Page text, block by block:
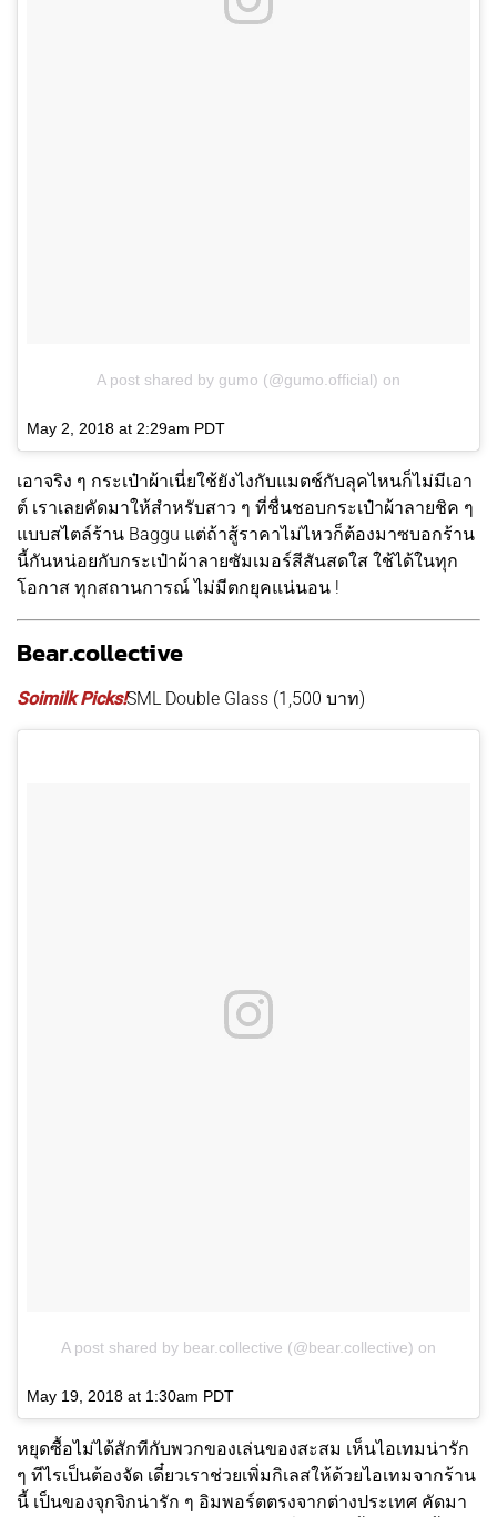
A post shared by gumo (@gumo.official) on
May 2, 2018 at 2:29am PDT
เอาจริง ๆ กระเป๋าผ้าเนี่ยใช้ยังไงกับแมตช์กับลุคไหนก็ไม่มีเอา
ต์ เราเลยคัดมาให้สำหรับสาว ๆ ที่ชื่นชอบกระเป๋าผ้าลายชิค ๆ
แบบสไตล์ร้าน Baggu แต่ถ้าสู้ราคาไม่ไหวก็ต้องมาซบอกร้าน
นี้กันหน่อยกับกระเป๋าผ้าลายซัมเมอร์สีสันสดใส ใช้ได้ในทุก
โอกาส ทุกสถานการณ์ ไม่มีตกยุคแน่นอน !
Bear.collective
Soimilk Picks!SML Double Glass (1,500 บาท)
A post shared by bear.collective (@bear.collective) on
May 19, 2018 at 1:30am PDT
หยุดซื้อไม่ได้สักทีกับพวกของเล่นของสะสม เห็นไอเทมน่ารัก
ๆ ทีไรเป็นต้องจัด เดี๋ยวเราช่วยเพิ่มกิเลสให้ด้วยไอเทมจากร้าน
นี้ เป็นของจุกจิกน่ารัก ๆ อิมพอร์ตตรงจากต่างประเทศ คัดมา